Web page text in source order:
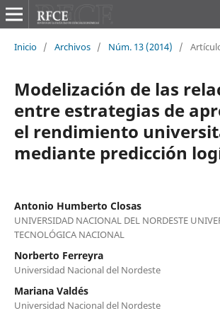
Inicio / Archivos / Núm. 13 (2014) /
Modelización de las
entre estrategias de
el rendimiento
mediante predicción
Antonio Humberto Closas
UNIVERSIDAD NACIONAL DEL NORDESTE
TECNOLÓGICA NACIONAL
Norberto Ferreyra
Universidad Nacional del Nordeste
Mariana Valdés
Universidad Nacional del Nordeste